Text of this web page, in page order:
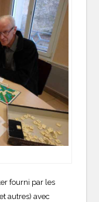
fourni par les
autres) avec